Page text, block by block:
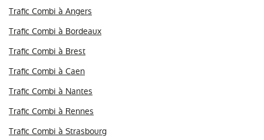
Trafic Combi à Angers
Trafic Combi à Bordeaux
Trafic Combi à Brest
Trafic Combi à Caen
Trafic Combi à Nantes
Trafic Combi à Rennes
Trafic Combi à Strasbourg